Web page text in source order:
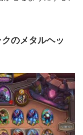
のメタルヘッ